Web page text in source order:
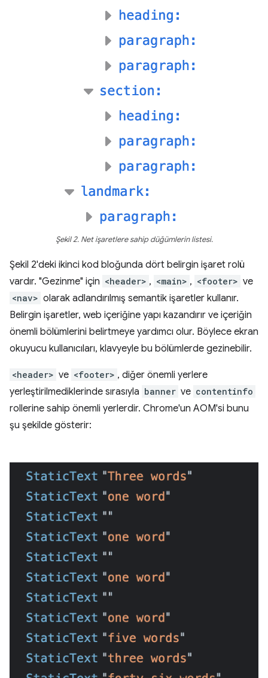
Şekil 2. Net işaretlere sahip düğümlerin listesi.
Şekil 2'deki ikinci kod bloğunda dört belirgin işaret rolü
vardır. "Gezinme" için <header> , <main> , <footer> ve
<nav> olarak adlandırılmış semantik işaretler kullanır.
Belirgin işaretler, web içeriğine yapı kazandırır ve içeriğin
önemli bölümlerini belirtmeye yardımcı olur. Böylece ekran
okuyucu kullanıcıları, klavyeyle bu bölümlerde gezinebilir.
<header> ve <footer> , diğer önemli yerlere
yerleştirilmediklerinde sırasıyla banner ve contentinfo
rollerine sahip önemli yerlerdir. Chrome'un AOM'si bunu
şu şekilde gösterir: